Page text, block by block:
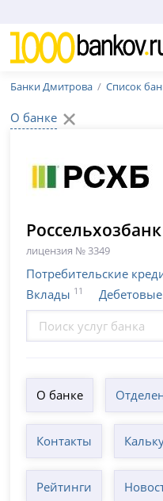
Банки Дмитрова Список
О банке
лицензия № 3349
Потребительские
Вклады 11
О банке
Контакты
Рейтинги